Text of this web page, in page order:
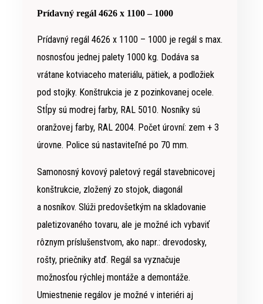
Prídavný regál 4626 x 1100 – 1000
Prídavný regál 4626 x 1100 – 1000 je regál s max.
nosnosťou jednej palety 1000 kg. Dodáva sa
vrátane kotviaceho materiálu, pätiek, a podložiek
pod stojky. Konštrukcia je z pozinkovanej ocele.
Stĺpy sú modrej farby, RAL 5010. Nosníky sú
oranžovej farby, RAL 2004. Počet úrovní: zem + 3
úrovne. Police sú nastaviteľné po 70 mm.
Samonosný kovový paletový regál stavebnicovej
konštrukcie, zložený zo stojok, diagonál
a nosníkov. Slúži predovšetkým na skladovanie
paletizovaného tovaru, ale je možné ich vybaviť
rôznym príslušenstvom, ako napr.: drevodosky,
rošty, priečniky atď. Regál sa vyznačuje
možnosťou rýchlej montáže a demontáže.
Umiestnenie regálov je možné v interiéri aj